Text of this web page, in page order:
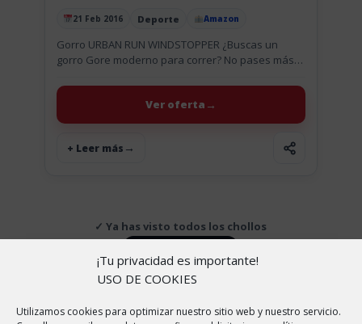
¡Tu privacidad es importante!
USO DE COOKIES
Utilizamos cookies para optimizar nuestro sitio web y nuestro servicio.
Publicado el
21 Feb 2016 Deporte Amazon
Gorro URBAN RUN WINDSTOPPER ¿Buscas un
gorro Gore moderno para correr? No pases más
más...
+ Leer más
Ver oferta
✓ Ya has visto todos los chollos
Copyright © 2026 |Aviso Legal|Política de